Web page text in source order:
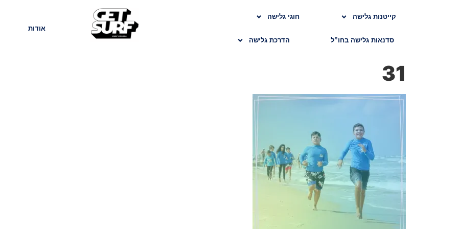
קייטנות גלישה חוגי גלישה
סדנאות גלישה בחו”ל הדרכת גלישה
בלוג אודות
31